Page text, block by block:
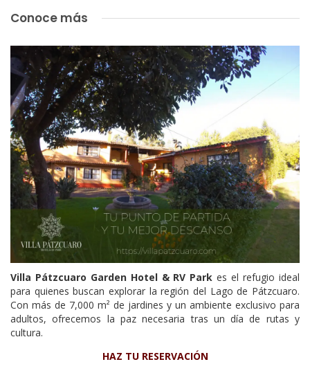
Conoce más
Villa Pátzcuaro Garden Hotel & RV Park es el refugio ideal
para quienes buscan explorar la región del Lago de Pátzcuaro.
Con más de 7,000 m² de jardines y un ambiente exclusivo para
adultos, ofrecemos la paz necesaria tras un día de rutas y
cultura.
HAZ TU RESERVACIÓN